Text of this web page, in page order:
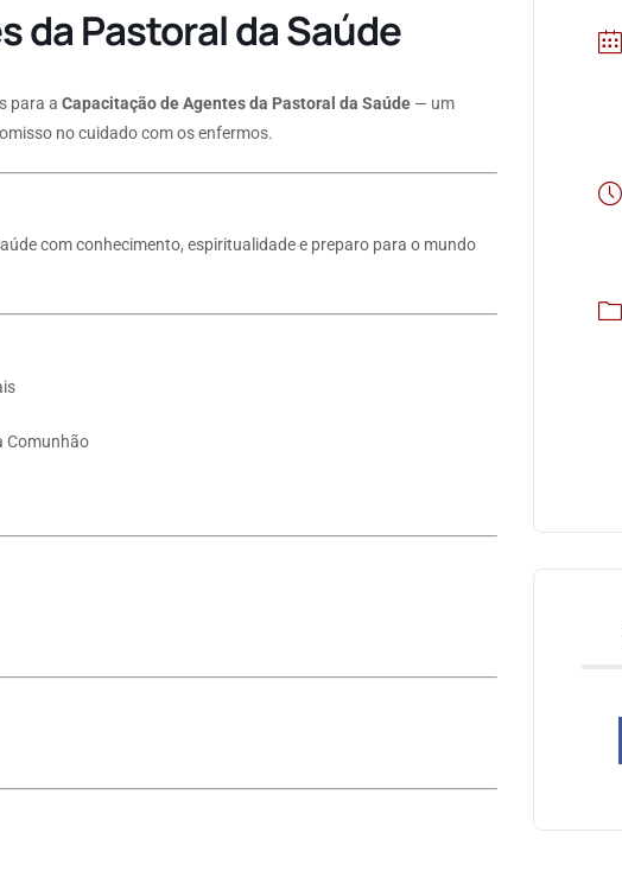
da Pastoral da Saúde
para a Capacitação de Agentes da Pastoral da Saúde — um
no cuidado com os enfermos.
com conhecimento, espiritualidade e preparo para o mundo
Comunhão